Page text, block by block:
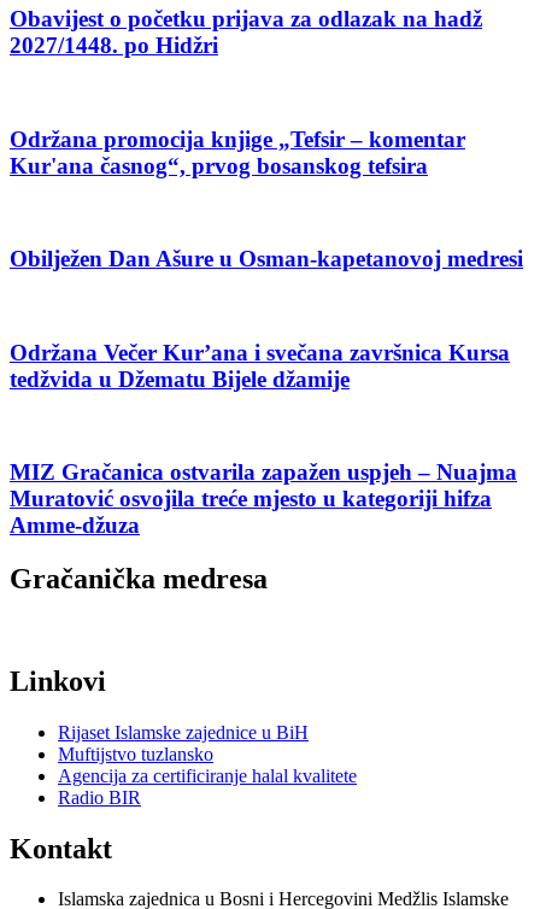
Obavijest o početku prijava za odlazak na hadž
2027/1448. po Hidžri
Održana promocija knjige „Tefsir – komentar
Kur'ana časnog“, prvog bosanskog tefsira
Obilježen Dan Ašure u Osman-kapetanovoj medresi
Održana Večer Kur’ana i svečana završnica Kursa
tedžvida u Džematu Bijele džamije
MIZ Gračanica ostvarila zapažen uspjeh – Nuajma
Muratović osvojila treće mjesto u kategoriji hifza
Amme-džuza
Gračanička medresa
Linkovi
Rijaset Islamske zajednice u BiH
Muftijstvo tuzlansko
Agencija za certificiranje halal kvalitete
Radio BIR
Kontakt
Islamska zajednica u Bosni i Hercegovini Medžlis Islamske